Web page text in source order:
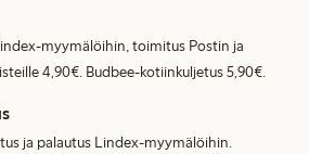
myymälöihin, toimitus Postin ja
4,90€. Budbee-kotiinkuljetus 5,90€.
ja palautus Lindex-myymälöihin.